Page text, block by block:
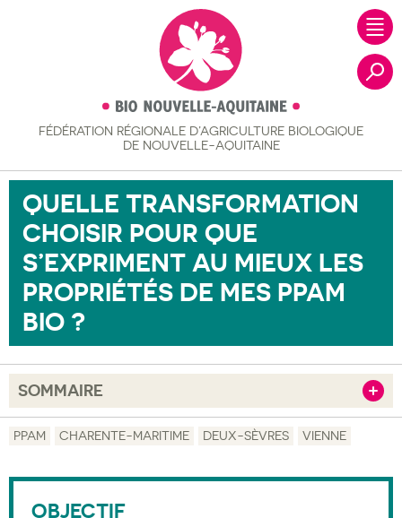
FÉDÉRATION RÉGIONALE D’AGRICULTURE BIOLOGIQUE
DE NOUVELLE-AQUITAINE
QUELLE TRANSFORMATION
CHOISIR POUR QUE
S’EXPRIMENT AU MIEUX LES
PROPRIÉTÉS DE MES PPAM
BIO ?
SOMMAIRE
PPAM CHARENTE-MARITIME DEUX-SÈVRES VIENNE
OBJECTIF